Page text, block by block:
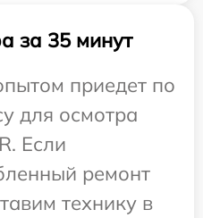
за 35 минут
приедет по
для осмотра
Если
ремонт
технику в